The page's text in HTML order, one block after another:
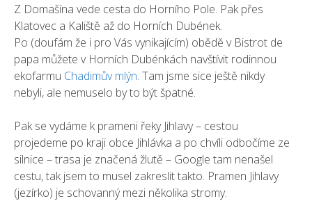
Z Domašína vede cesta do Horního Pole. Pak přes
Klatovec a Kaliště až do Horních Dubének.
Po (doufám že i pro Vás vynikajícím) obědě v Bistrot de
papa můžete v Horních Dubénkách navštívit rodinnou
ekofarmu Chadimův mlýn. Tam jsme sice ještě nikdy
nebyli, ale nemuselo by to být špatné.
Pak se vydáme k prameni řeky Jihlavy – cestou
projedeme po kraji obce Jihlávka a po chvíli odbočíme ze
silnice – trasa je značená žlutě – Google tam nenašel
cestu, tak jsem to musel zakreslit takto. Pramen Jihlavy
(jezírko) je schovanný mezi několika stromy.